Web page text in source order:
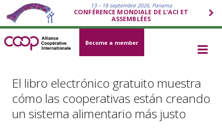
13 – 18 septembre 2026, Panama
CONFÉRENCE MONDIALE DE L’ACI ET
ASSEMBLÉES
Become a member
El libro electrónico gratuito muestra
cómo las cooperativas están creando
un sistema alimentario más justo